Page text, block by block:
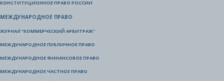
КОНСТИТУЦИОННОЕ ПРАВО РОССИИ
МЕЖДУНАРОДНОЕ ПРАВО
ЖУРНАЛ "КОММЕРЧЕСКИЙ АРБИТРАЖ"
МЕЖДУНАРОДНОЕ ПУБЛИЧНОЕ ПРАВО
МЕЖДУНАРОДНОЕ ФИНАНСОВОЕ ПРАВО
МЕЖДУНАРОДНОЕ ЧАСТНОЕ ПРАВО